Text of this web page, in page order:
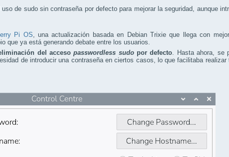
de sudo sin contraseña por defecto para mejorar la seguridad, aunque
Pi OS , una actualización basada en Debian Trixie que llega con
que ya está generando debate entre los usuarios.
del accesopasswordless sudopor defecto. Hasta ahora, se
de introducir una contraseña en ciertos casos, lo que facilitaba realizar